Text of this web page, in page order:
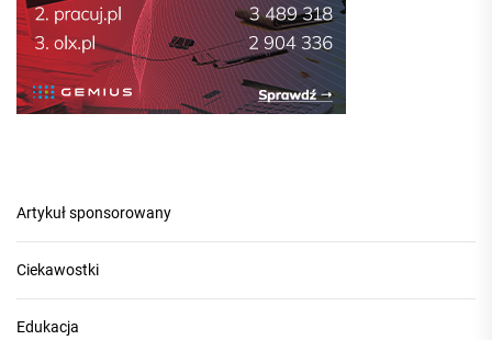
Artykuł sponsorowany
Ciekawostki
Edukacja